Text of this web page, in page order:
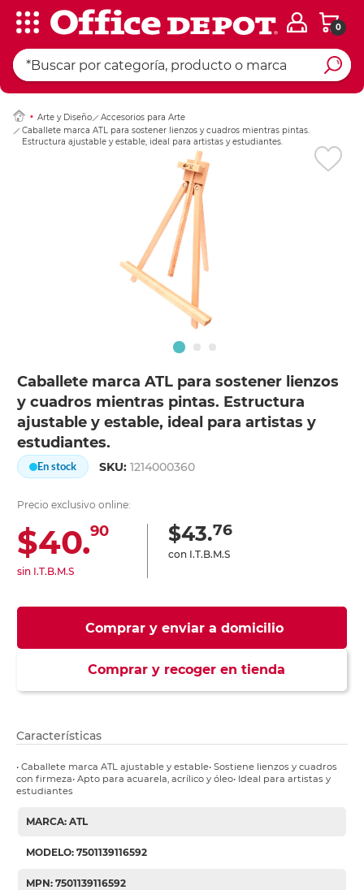
0
Arte y Diseño
Accesorios para Arte
Caballete marca ATL para sostener lienzos y cuadros mientras pintas.
Estructura ajustable y estable, ideal para artistas y estudiantes.
Caballete marca ATL para sostener lienzos
y cuadros mientras pintas. Estructura
ajustable y estable, ideal para artistas y
estudiantes.
En stock SKU:1214000360
Precio exclusivo online:
$40.90
sin I.T.B.M.S
$43.76
con I.T.B.M.S
Comprar y enviar a domicilio
Comprar y recoger en tienda
Ingresar Codigo
Características
• Caballete marca ATL ajustable y estable• Sostiene lienzos y cuadros
con firmeza• Apto para acuarela, acrílico y óleo• Ideal para artistas y
estudiantes
MARCA: ATL
MODELO: 7501139116592
MPN: 7501139116592